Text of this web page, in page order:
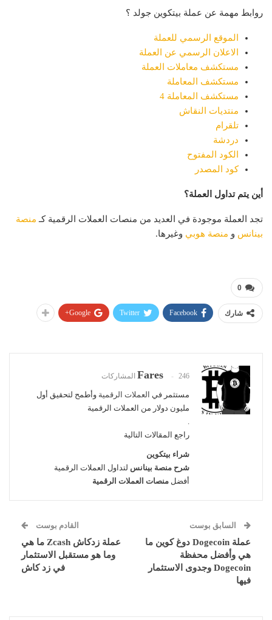
روابط مهمة عن عملة بيتكوين جولد ؟
الموقع الرسمي للعملة
الاعلان الرسمي عن العملة
مستكشف معاملات العملة
مستكشف المعاملة
مستكشف المعاملة 4
منتديات النقاش
تلقرام
دردشة
الكود المفتوح
كود المصدر
أين يتم تداول العملة؟
تجد العملة موجودة في العديد من منصات العملات الرقمية كـ منصة
بينانس و منصة هوبي وغيرها.
0
شارك Facebook
Twitter
Google+
Fares 246 المشاركات
مستثمر في العملات الرقمية وأطمح لتحقيق أول
مليون دولار من العملات الرقمية
.
راجع المقالات التالية
شراء بيتكوين
شرح منصة بينانس لتداول العملات الرقمية
أفضل منصات العملات الرقمية
السابق بوست
عملة Dogecoin دوغ كوين ما
هي وأفضل محفظة
Dogecoin وجدوى الاستثمار
فيها
القادم بوست
عملة زدكاش Zcash ما هي
وما هو مستقبل الاستثمار
في زد كاش